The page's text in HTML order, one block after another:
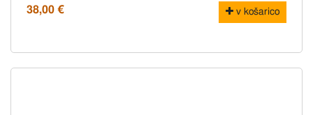
38,00 € v košarico